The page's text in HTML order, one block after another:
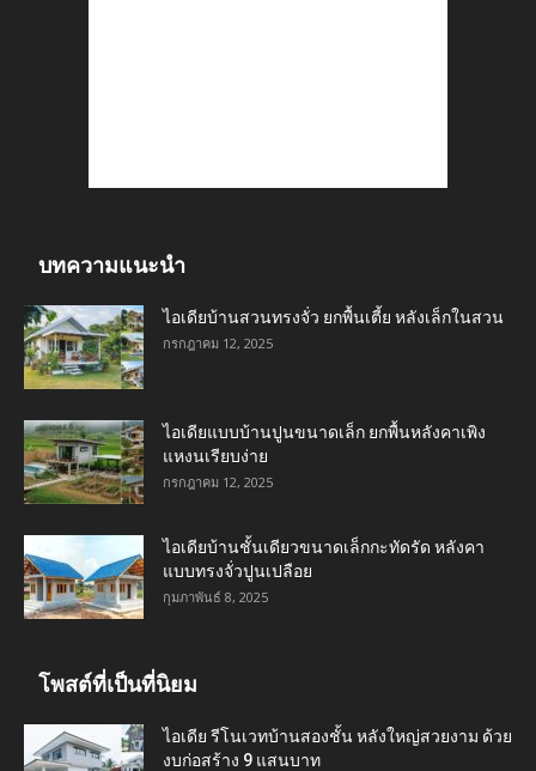
บทความแนะนำ
ไอเดียบ้านสวนทรงจั่ว ยกพื้นเตี้ย หลังเล็กในสวน
กรกฎาคม 12, 2025
ไอเดียแบบบ้านปูนขนาดเล็ก ยกพื้นหลังคาเพิง
แหงนเรียบง่าย
กรกฎาคม 12, 2025
ไอเดียบ้านชั้นเดียวขนาดเล็กกะทัดรัด หลังคา
แบบทรงจั่วปูนเปลือย
กุมภาพันธ์ 8, 2025
โพสต์ที่เป็นที่นิยม
ไอเดีย รีโนเวทบ้านสองชั้น หลังใหญ่สวยงาม ด้วย
งบก่อสร้าง 9 แสนบาท